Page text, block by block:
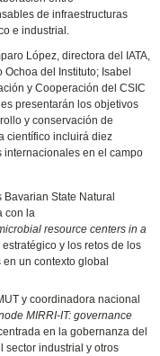
de infraestructuras
e industrial.
López, directora del IATA,
del Instituto; Isabel
y Cooperación del CSIC
presentarán los objetivos
y conservación de
científico incluirá diez
en el campo
State Natural
con la
resource centers in a
y los retos de los
un contexto global
y coordinadora nacional
MIRRI-IT: governance
en la gobernanza del
sector industrial y otros